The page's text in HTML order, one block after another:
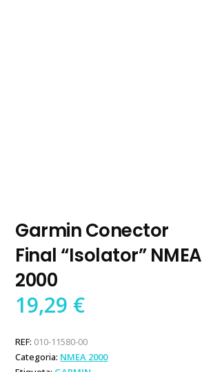
Garmin Conector
Final “Isolator” NMEA
2000
19,29 €
REF: 010-11580-00
Categoria: NMEA 2000